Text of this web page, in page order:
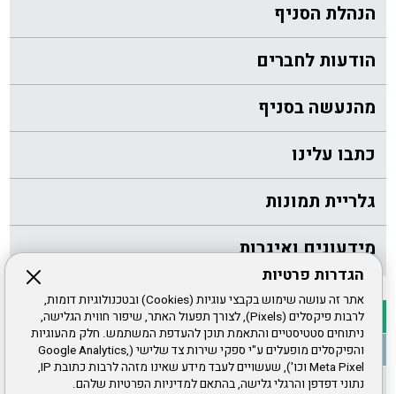
הגדרות פרטיות
אתר זה עושה שימוש בקבצי עוגיות (Cookies) ובטכנולוגיות דומות,
לרבות פיקסלים (Pixels), לצורך תפעול האתר, שיפור חווית הגלישה,
ניתוחים סטטיסטיים והתאמת תוכן להעדפת המשתמש. חלק מהעוגיות
והפיקסלים מופעלים ע"י ספקי שירות צד שלישי (Google Analytics,
Meta Pixel וכו'), שעשויים לעבד מידע שאינו מזהה לרבות כתובת IP,
נתוני דפדפן והרגלי גלישה, בהתאם למדיניות הפרטיות שלהם.
הנהלת הסניף
הודעות לחברים
מהנעשה בסניף
כתבו עלינו
גלריית תמונות
מידעונים ואיגרות